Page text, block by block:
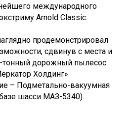
международного
Arnold Classic.
продемонстрировал
сдвинув с места и
тонный дорожный пылесос
Холдинг»
– Подметально-вакуумная
шасси МАЗ-5340).